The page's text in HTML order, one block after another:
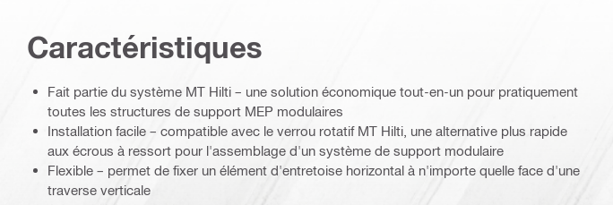
Caractéristiques
Fait partie du système MT Hilti – une solution économique tout-en-un pour pratiquement
toutes les structures de support MEP modulaires
Installation facile – compatible avec le verrou rotatif MT Hilti, une alternative plus rapide
aux écrous à ressort pour l'assemblage d'un système de support modulaire
Flexible – permet de fixer un élément d'entretoise horizontal à n'importe quelle face d'une
traverse verticale